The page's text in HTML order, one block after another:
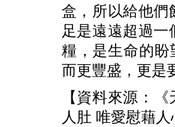
盒，所以給他們
足是遠遠超過
糧，是生命的
而更豐盛，更是
【資料來源：
人肚 唯愛慰藉